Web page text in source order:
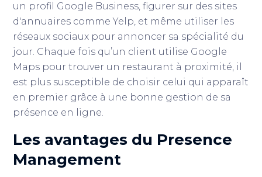
un profil Google Business, figurer sur des sites
d'annuaires comme Yelp, et même utiliser les
réseaux sociaux pour annoncer sa spécialité du
jour. Chaque fois qu’un client utilise Google
Maps pour trouver un restaurant à proximité, il
est plus susceptible de choisir celui qui apparaît
en premier grâce à une bonne gestion de sa
présence en ligne.
Les avantages du Presence
Management